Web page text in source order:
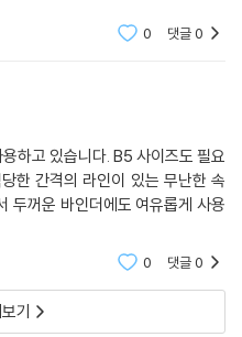
0 댓글0
하고 있습니다. B5 사이즈도 필요
한 간격의 라인이 있는 무난한 속
두꺼운 바인더에도 여유롭게 사용
0 댓글0
기